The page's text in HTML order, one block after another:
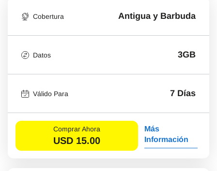
Cobertura Antigua y Barbuda
Datos 3GB
Válido Para 7 Días
Comprar Ahora
USD 15.00
Más
Información